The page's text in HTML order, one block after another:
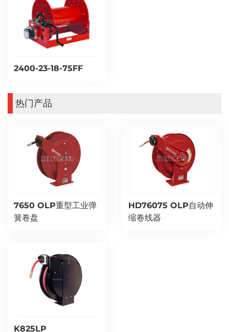
2400-23-18-75FF
热门产品
7650 OLP重型工业弹
簧卷盘
HD76075 OLP自动伸
缩卷线器
K825LP